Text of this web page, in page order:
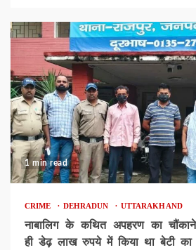
1 min read
CRIME DEHRADUN UTTARAKHAND
नाबालिग के कथित अपहरण का
ही डेढ़ लाख रुपये में किया था बेटी का